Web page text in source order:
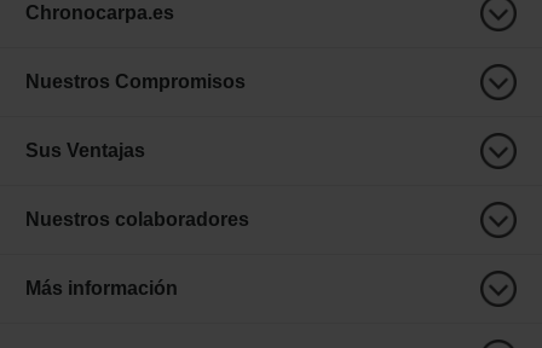
Chronocarpa.es
Nuestros Compromisos
Sus Ventajas
Nuestros colaboradores
Más información